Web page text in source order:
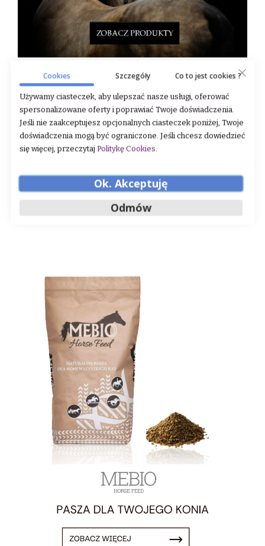
Cookies Szczegóły Co to jest cookies ?
Używamy ciasteczek, aby ulepszać nasze usługi, oferować
spersonalizowane oferty i poprawiać Twoje doświadczenia.
Jeśli nie zaakceptujesz opcjonalnych ciasteczek poniżej, Twoje
doświadczenia mogą być ograniczone. Jeśli chcesz dowiedzieć
się więcej, przeczytaj Politykę Cookies.
Ok. Akceptuję
Odmów